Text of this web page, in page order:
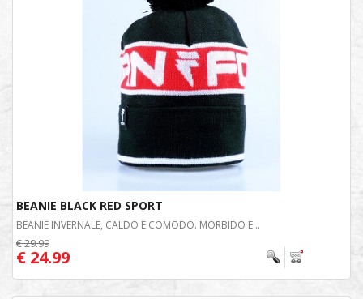
BEANIE BLACK RED SPORT
BEANIE INVERNALE, CALDO E COMODO. MORBIDO E...
€ 29.99
€ 24.99